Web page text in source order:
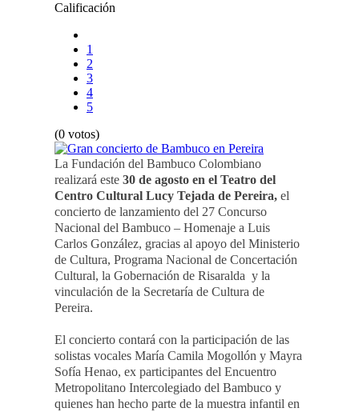
Calificación
1
2
3
4
5
(0 votos)
La Fundación del Bambuco Colombiano
realizará este 30 de agosto en el Teatro del
Centro Cultural Lucy Tejada de Pereira, el
concierto de lanzamiento del 27 Concurso
Nacional del Bambuco – Homenaje a Luis
Carlos González, gracias al apoyo del Ministerio
de Cultura, Programa Nacional de Concertación
Cultural, la Gobernación de Risaralda y la
vinculación de la Secretaría de Cultura de
Pereira.
El concierto contará con la participación de las
solistas vocales María Camila Mogollón y Mayra
Sofía Henao, ex participantes del Encuentro
Metropolitano Intercolegiado del Bambuco y
quienes han hecho parte de la muestra infantil en